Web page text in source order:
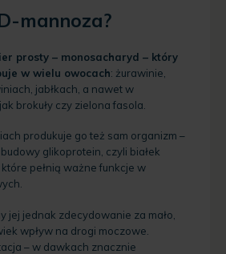
mannoza?
prosty – monosacharyd – który
w wielu owocach: żurawinie,
jabłkach, a nawet w
brokuły czy zielona fasola.
produkuje go też sam organizm –
glikoprotein, czyli białek
pełnią ważne funkcje w
jej jednak zdecydowanie za mało,
wpływ na drogi moczowe.
– w dawkach znacznie